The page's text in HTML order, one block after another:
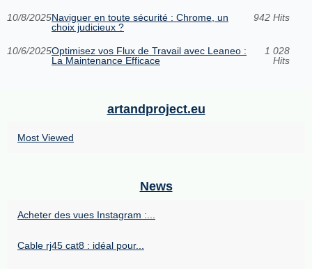
10/8/2025Naviguer en toute sécurité : Chrome, un
choix judicieux ?
942 Hits
10/6/2025Optimisez vos Flux de Travail avec Leaneo :
La Maintenance Efficace
1 028
Hits
artandproject.eu
Most Viewed
News
Acheter des vues Instagram :...
Cable rj45 cat8 : idéal pour...